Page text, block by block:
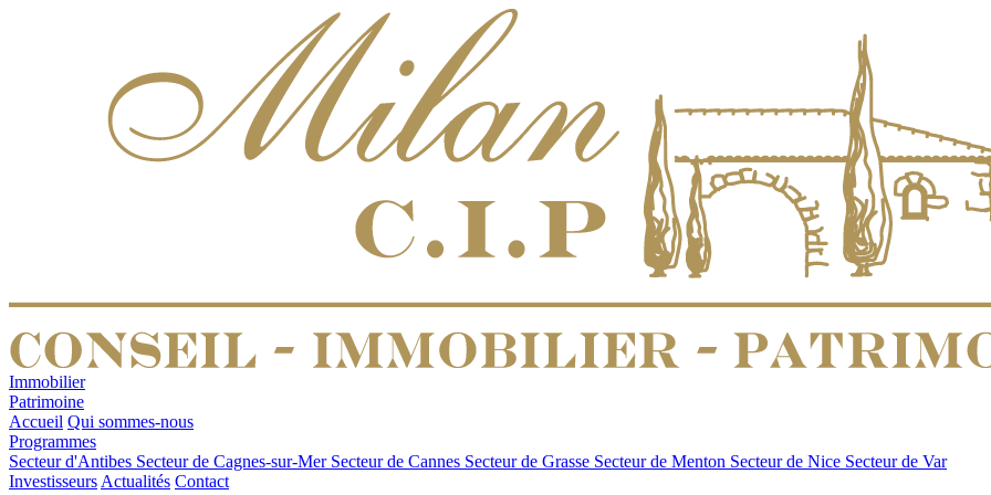
Immobilier
Patrimoine
Accueil Qui sommes-nous
Programmes
Secteur d'Antibes Secteur de Cagnes-sur-Mer Secteur de Cannes Secteur de Grasse Secteur de Menton Secteur de Nice Secteur de Var
Investisseurs Actualités Contact